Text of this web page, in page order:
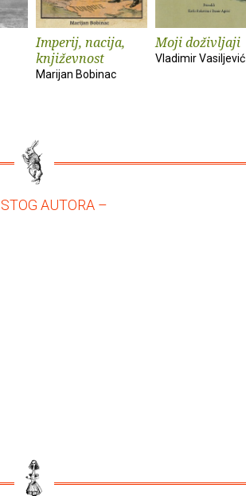
Imperij, nacija,
književnost
Marijan Bobinac
Moji doživljaji
Vladimir Vasiljević
AUTORA –